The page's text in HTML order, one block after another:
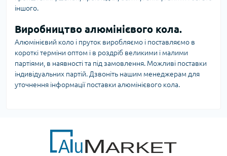
іншого.
Виробництво алюмінієвого кола.
Алюмінієвий коло і пруток виробляємо і поставляємо в
короткі терміни оптом і в роздріб великими і малими
партіями, в наявності та під замовлення. Можливі поставки
індивідуальних партій. Дзвоніть нашим менеджерам для
уточнення інформації поставки алюмінієвого кола.